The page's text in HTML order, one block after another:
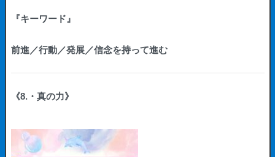
『キーワード』
前進／行動／発展／信念を持って進む
《8.・真の力》